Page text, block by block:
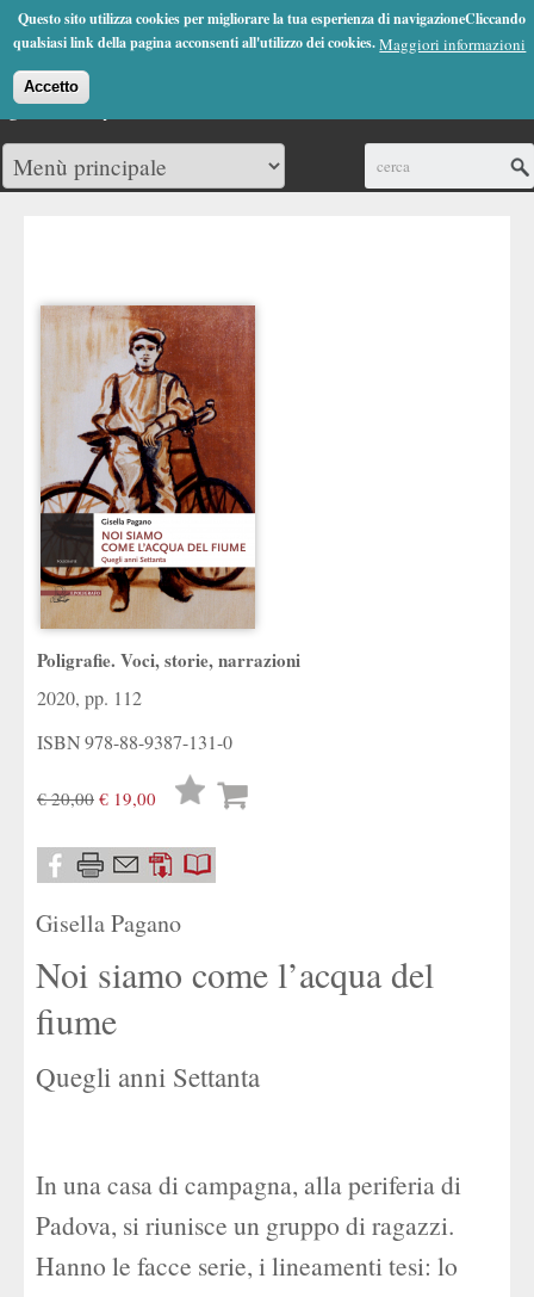
Questo sito utilizza cookies per migliorare la tua esperienza di navigazioneCliccando
qualsiasi link della pagina acconsenti all'utilizzo dei cookies.Maggiori informazioni
Accetto
Jump to Navigation
(0)
Poligrafie. Voci, storie, narrazioni
2020, pp. 112
ISBN978-88-9387-131-0
€ 20,00 € 19,00
Lista
Gisella Pagano
Noi siamo come l’acqua del
fiume
Quegli anni Settanta
In una casa di campagna, alla periferia di
Padova, si riunisce un gruppo di ragazzi.
Hanno le facce serie, i lineamenti tesi: lo